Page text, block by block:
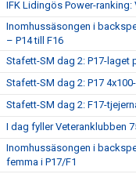
IFK Lidingös Power-ranking:
Inomhussäsongen i
– P14 till F16
Stafett-SM dag 2: P17-laget
Stafett-SM dag 2: P17
Stafett-SM dag 2: F17-
I dag fyller Veteranklubben
Inomhussäsongen i
femma i P17/F1